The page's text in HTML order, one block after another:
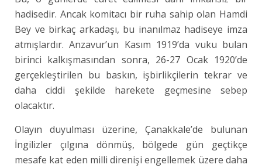
hadisedir. Ancak komitacı bir ruha sahip olan Hamdi
Bey ve birkaç arkadaşı, bu inanılmaz hadiseye imza
atmışlardır. Anzavur’un Kasım 1919’da vuku bulan
birinci kalkışmasından sonra, 26-27 Ocak 1920’de
gerçekleştirilen bu baskın, işbirlikçilerin tekrar ve
daha ciddi şekilde harekete geçmesine sebep
olacaktır.
Olayın duyulması üzerine, Çanakkale’de bulunan
İngilizler çılgına dönmüş, bölgede gün geçtikçe
mesafe kat eden milli direnişi engellemek üzere daha